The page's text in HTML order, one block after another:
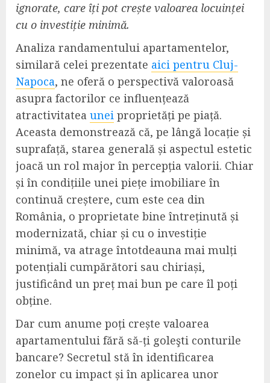
ignorate, care îți pot crește valoarea locuinței
cu o investiție minimă.
Analiza randamentului apartamentelor,
similară celei prezentate aici pentru Cluj-
Napoca, ne oferă o perspectivă valoroasă
asupra factorilor ce influențează
atractivitatea unei proprietăți pe piață.
Aceasta demonstrează că, pe lângă locație și
suprafață, starea generală și aspectul estetic
joacă un rol major în percepția valorii. Chiar
și în condițiile unei piețe imobiliare în
continuă creștere, cum este cea din
România, o proprietate bine întreținută și
modernizată, chiar și cu o investiție
minimă, va atrage întotdeauna mai mulți
potențiali cumpărători sau chiriași,
justificând un preț mai bun pe care îl poți
obține.
Dar cum anume poți crește valoarea
apartamentului fără să-ți goleşti conturile
bancare? Secretul stă în identificarea
zonelor cu impact și în aplicarea unor